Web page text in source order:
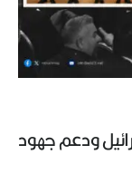
ودعم جهود